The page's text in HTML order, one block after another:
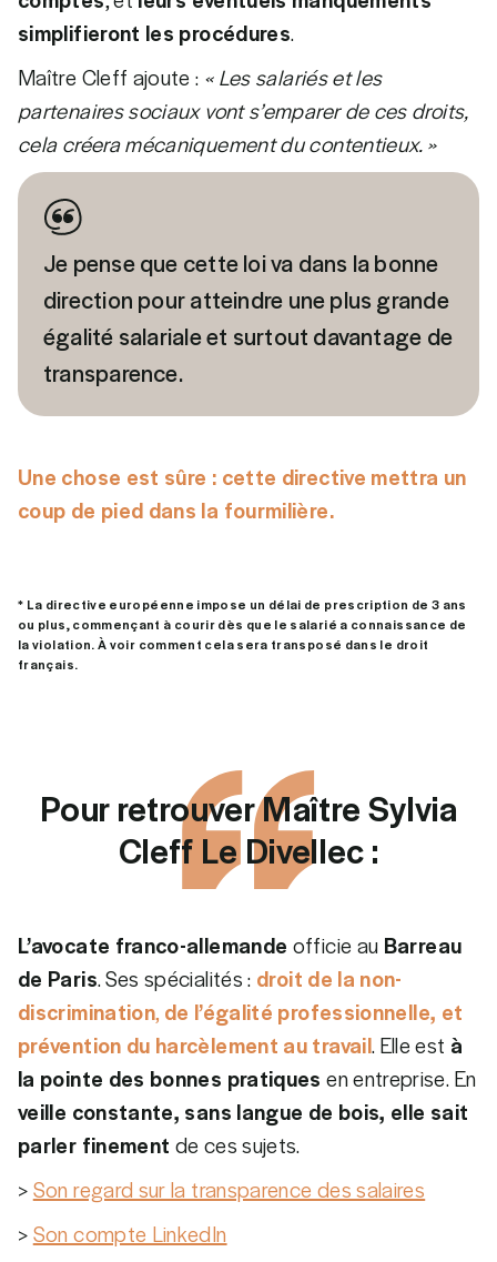
simplifieront les procédures.
Maître Cleff ajoute : « Les salariés et les
partenaires sociaux vont s’emparer de ces droits,
cela créera mécaniquement du contentieux. »
Je pense que cette loi va dans la bonne
direction pour atteindre une plus grande
égalité salariale et surtout davantage de
transparence.
Une chose est sûre : cette directive mettra un
coup de pied dans la fourmilière.
* La directive européenne impose un délai de prescription de 3 ans
ou plus, commençant à courir dès que le salarié a connaissance de
la violation. À voir comment cela sera transposé dans le droit
français.
Pour retrouver Maître Sylvia
Cleff Le Divellec :
L’avocate franco-allemande officie au Barreau
de Paris. Ses spécialités : droit de la non-
discrimination, de l’égalité professionnelle, et
prévention du harcèlement au travail. Elle est à
la pointe des bonnes pratiquesen entreprise. En
veille constante, sans langue de bois, elle sait
parler finement de ces sujets.
>Son regard sur la transparence des salaires
>Son compte LinkedIn